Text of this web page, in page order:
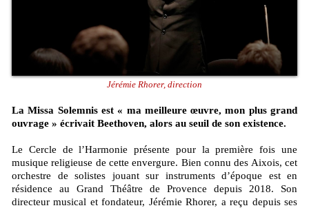
Jérémie Rhorer, direction
La Missa Solemnis est « ma meilleure œuvre, mon plus grand
ouvrage » écrivait Beethoven, alors au seuil de son existence.
Le Cercle de l’Harmonie présente pour la première fois une
musique religieuse de cette envergure. Bien connu des Aixois, cet
orchestre de solistes jouant sur instruments d’époque est en
résidence au Grand Théâtre de Provence depuis 2018. Son
directeur musical et fondateur, Jérémie Rhorer, a reçu depuis ses